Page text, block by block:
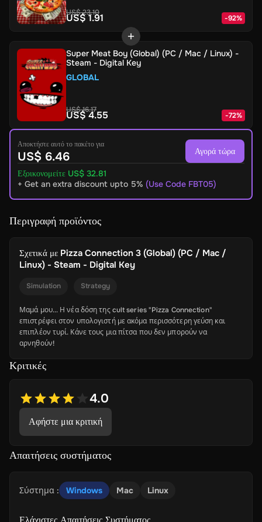
US$ 23.10
US$ 1.91 -92%
Super Meat Boy (Global) (PC / Mac / Linux) -
Steam - Digital Key
GLOBAL
US$ 16.17
US$ 4.55 -72%
Αποκτήστε αυτό το πακέτο για
US$ 6.46 Αγορά τώρα
Εξοικονομείτε US$ 32.81
+ Get an extra discount upto 5% (Use Code FBT05)
Περιγραφή προϊόντος
Σχετικά με Pizza Connection 3 (Global) (PC / Mac /
Linux) - Steam - Digital Key
Simulation Strategy
Μαμά μου... Η νέα δόση της cult series "Pizza Connection"
επιστρέφει στον υπολογιστή με ακόμα περισσότερη γεύση και
επιπλέον τυρί. Κάνε τους μια πίτσα που δεν μπορούν να
αρνηθούν!
Κριτικές
4.0
Αφήστε μια κριτική
Απαιτήσεις συστήματος
Σύστημα : Windows Mac Linux